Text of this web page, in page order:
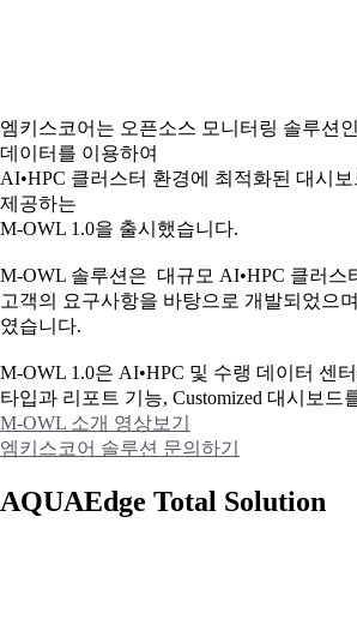
엠키스코어는 오픈소스 모니터링 솔루션
데이터를 이용하여
AI•HPC 클러스터 환경에 최적화된 대시
제공하는
M-OWL 1.0을 출시했습니다.
M-OWL 솔루션은 대규모 AI•HPC 클러스
고객의 요구사항을 바탕으로 개발되었으
였습니다.
M-OWL 1.0은 AI•HPC 및 수랭 데이터 센
타입과 리포트 기능, Customized 대시보드
M-OWL 소개 영상보기
엠키스코어 솔루션 문의하기
AQUAEdge Total Solution